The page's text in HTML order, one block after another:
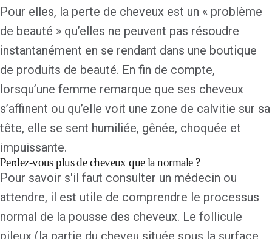
Pour elles, la perte de cheveux est un « problème
de beauté » qu’elles ne peuvent pas résoudre
instantanément en se rendant dans une boutique
de produits de beauté. En fin de compte,
lorsqu’une femme remarque que ses cheveux
s’affinent ou qu’elle voit une zone de calvitie sur sa
tête, elle se sent humiliée, gênée, choquée et
impuissante.
Perdez-vous plus de cheveux que la normale ?
Pour savoir s'il faut consulter un médecin ou
attendre, il est utile de comprendre le processus
normal de la pousse des cheveux. Le follicule
pileux (la partie du cheveu située sous la surface